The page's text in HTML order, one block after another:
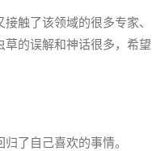
触了该领域的很多专家、
的误解和神话很多，希望
了自己喜欢的事情。